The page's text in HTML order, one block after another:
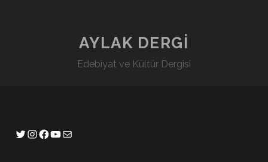
AYLAK DERGİ
Edebiyat ve Kültür Dergisi